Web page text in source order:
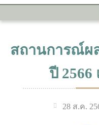
สถานการณ์ผ
ปี
28 ส.ค.